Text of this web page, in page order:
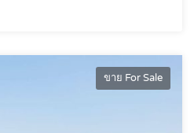
ขาย For Sale